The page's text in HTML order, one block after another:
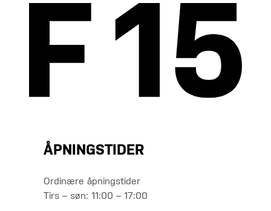
ÅPNINGSTIDER
Ordinære åpningstider
Tirs – søn: 11:00 – 17:00